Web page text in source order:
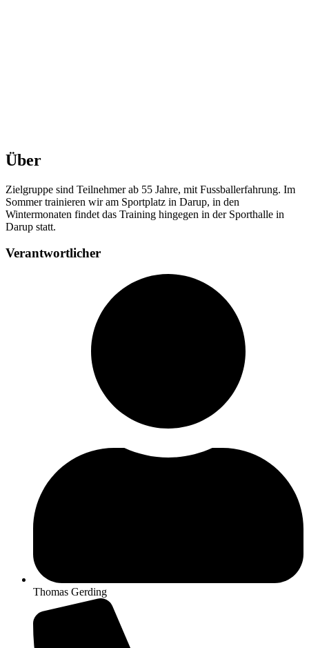
Über
Zielgruppe sind Teilnehmer ab 55 Jahre, mit Fussballerfahrung. Im
Sommer trainieren wir am Sportplatz in Darup, in den
Wintermonaten findet das Training hingegen in der Sporthalle in
Darup statt.
Verantwortlicher
Thomas Gerding